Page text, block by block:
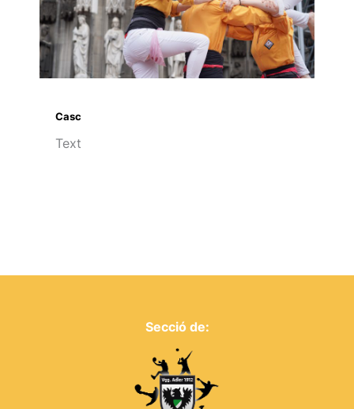
Casc
Text
Secció de: